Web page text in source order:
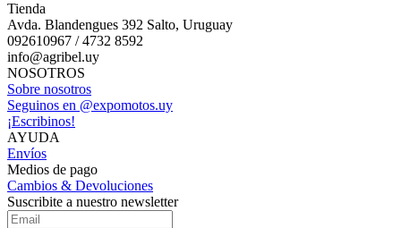
Tienda
Avda. Blandengues 392 Salto, Uruguay
092610967 / 4732 8592
info@agribel.uy
NOSOTROS
Sobre nosotros
Seguinos en @expomotos.uy
¡Escribinos!
AYUDA
Envíos
Medios de pago
Cambios & Devoluciones
Suscribite a nuestro newsletter